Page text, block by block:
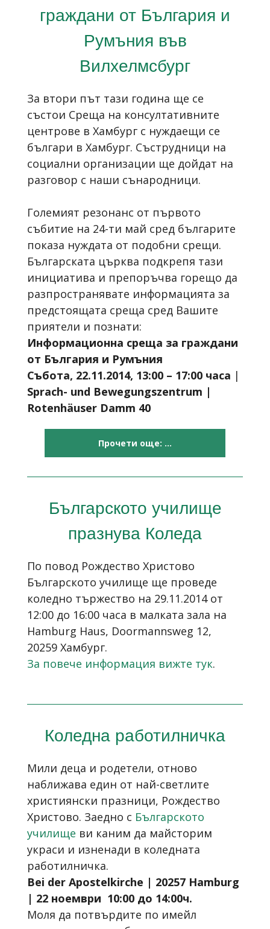
граждани от България и
Румъния във
Вилхелмсбург
За втори път тази година ще се
състои Среща на консултативните
центрове в Хамбург с нуждаещи се
българи в Хамбург. Съструдници на
социални организации ще дойдат на
разговор с наши сънародници.
Големият резонанс от първото
събитие на 24-ти май сред българите
показа нуждата от подобни срещи.
Българската църква подкрепя тази
инициатива и препоръчва горещо да
разпространявате информацията за
предстоящата среща сред Вашите
приятели и познати:
Информационна среща за граждани
от България и Румъния
Събота, 22.11.2014, 13:00 – 17:00 часа |
Sprach- und Bewegungszentrum |
Rotenhäuser Damm 40
Прочети още: ...
Българското училище
празнува Коледа
По повод Рождество Христово
Българското училище ще проведе
коледно тържество на 29.11.2014 от
12:00 до 16:00 часа в малката зала на
Hamburg Haus, Doormannsweg 12,
20259 Хамбург.
За повече информация вижте тук.
Коледна работилничка
Мили деца и родетели, отново
наближава един от най-светлите
християнски празници, Рождество
Христово. Заедно с Българското
училище ви каним да майсторим
украси и изненади в коледната
работилничка.
Bei der Apostelkirche | 20257 Hamburg
| 22 ноември 10:00 до 14:00ч.
Моля да потвърдите по имейл